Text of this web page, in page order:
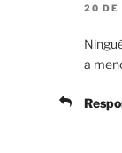
20 DE
a